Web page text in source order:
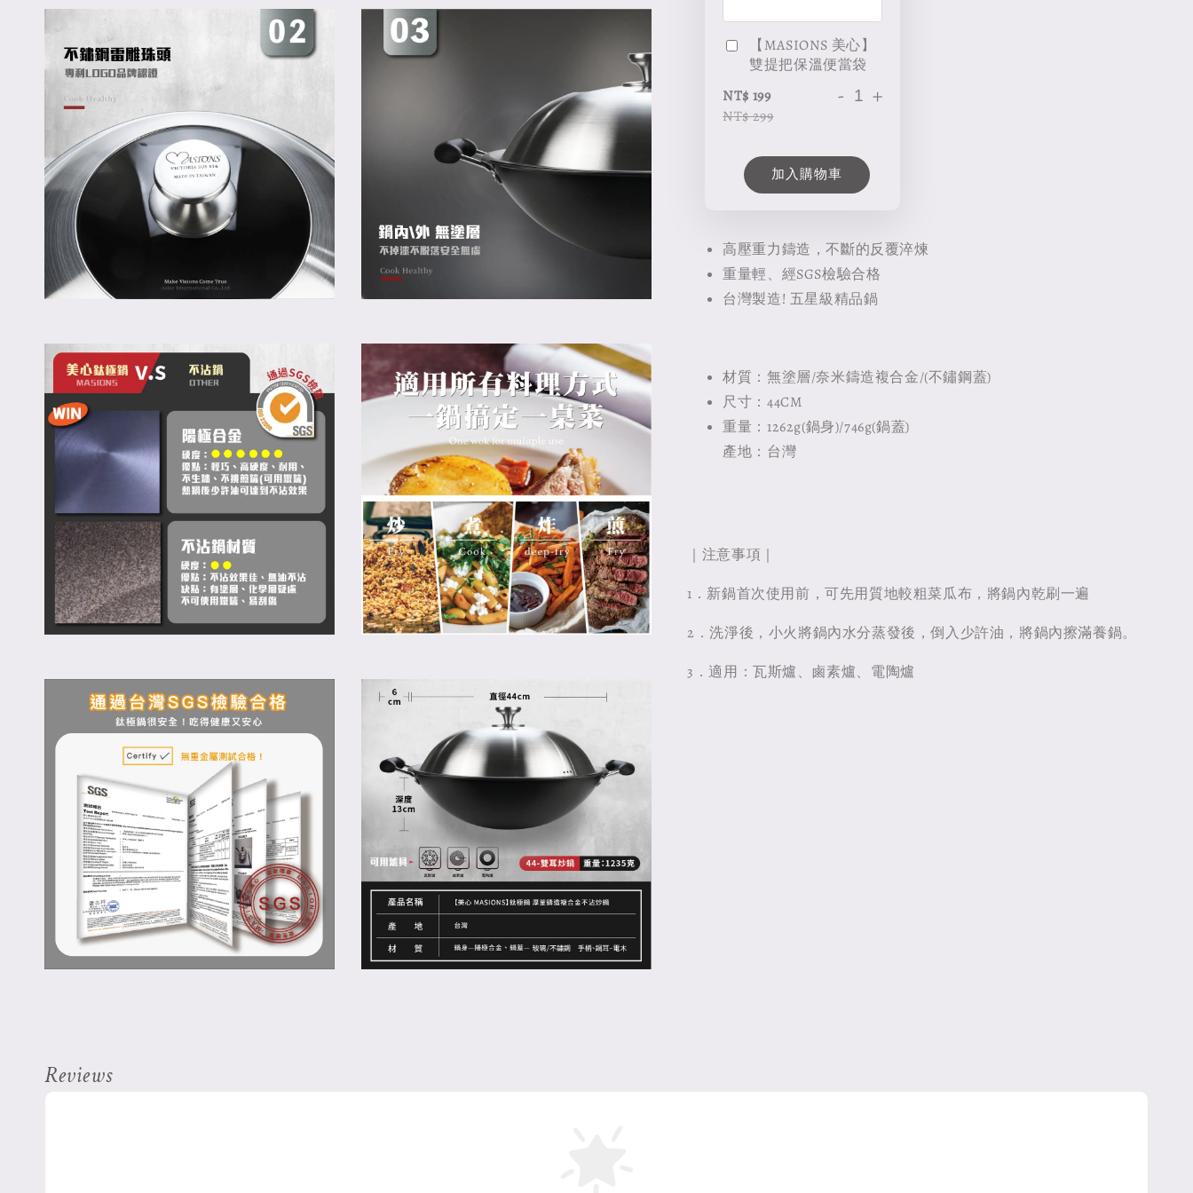
【MASIONS 美心】
雙提把保溫便當袋
NT$ 199
NT$ 299
- +
加入購物車
高壓重力鑄造，不斷的反覆淬煉
重量輕、經SGS檢驗合格
台灣製造! 五星級精品鍋
材質：無塗層/奈米鑄造複合金/(不鏽鋼蓋)
尺寸：44CM
重量：1262g(鍋身)/746g(鍋蓋)
產地：台灣
｜注意事項｜
1．新鍋首次使用前，可先用質地較粗菜瓜布，將鍋內乾刷一遍
2．洗淨後，小火將鍋內水分蒸發後，倒入少許油，將鍋內擦滿養鍋。
3．適用：瓦斯爐、鹵素爐、電陶爐
Reviews